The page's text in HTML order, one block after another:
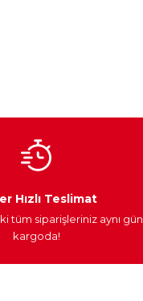
Araç Farları
Hızlı Teslimat
tüm siparişleriniz aynı gün
kargoda!